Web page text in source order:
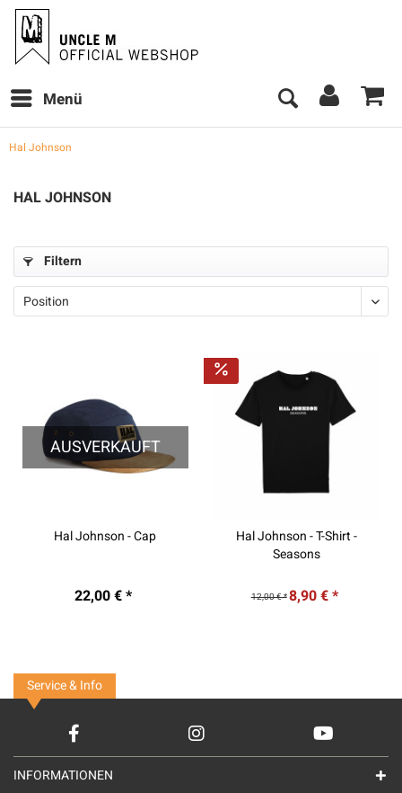
Menü
Hal Johnson
HAL JOHNSON
Filtern
AUSVERKAUFT
Hal Johnson - Cap
22,00 € *
Hal Johnson - T-Shirt -
Seasons
12,00 € *8,90 € *
Service & Info
INFORMATIONEN